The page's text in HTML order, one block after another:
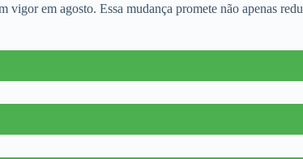
em agosto. Essa mudança promete não apenas